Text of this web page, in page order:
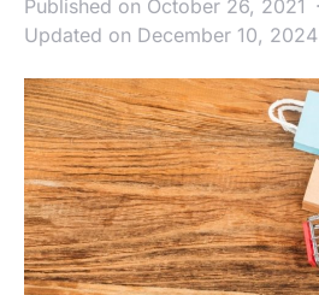
Published on October 26, 2021
Updated on December 10, 2024